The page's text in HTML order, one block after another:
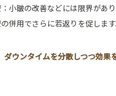
小皺の改善などには限界があ
併用でさらに若返りを促します
ダウンタイムを分散しつつ効果